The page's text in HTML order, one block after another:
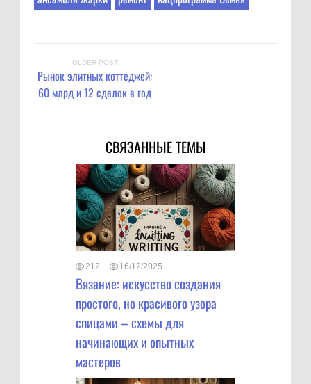
OLDER POST
Рынок элитных коттеджей:
60 млрд и 12 сделок в год
СВЯЗАННЫЕ ТЕМЫ
212 16/12/2025
Вязание: искусство создания
простого, но красивого узора
спицами – схемы для
начинающих и опытных
мастеров